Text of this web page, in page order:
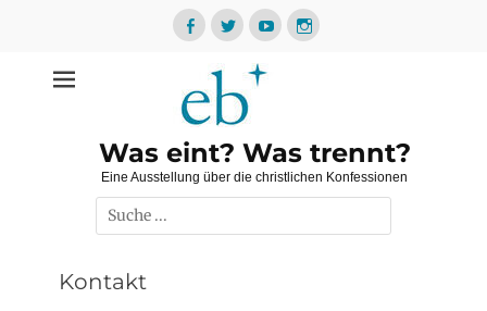
Facebook
TwitterYouTubeInstagram
Was eint? Was trennt?
Eine Ausstellung über die christlichen Konfessionen
Suche
nach:
Kontakt